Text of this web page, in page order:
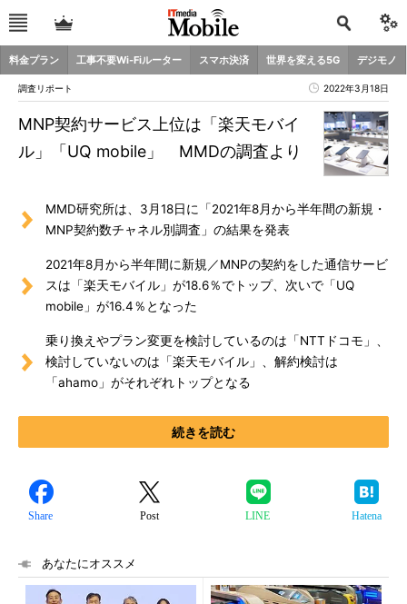
料金プラン 工事不要Wi-Fiルーター スマホ決済 世界を変える5G デジモノ
調査リポート 2022年3月18日
MNP契約サービス上位は「楽天モバイ
ル」「UQ mobile」 MMDの調査より
MMD研究所は、3月18日に「2021年8月から半年間の新規・
MNP契約数チャネル別調査」の結果を発表
2021年8月から半年間に新規／MNPの契約をした通信サービ
スは「楽天モバイル」が18.6％でトップ、次いで「UQ
mobile」が16.4％となった
乗り換えやプラン変更を検討しているのは「NTTドコモ」、
検討していないのは「楽天モバイル」、解約検討は
「ahamo」がそれぞれトップとなる
続きを読む
Share Post LINE Hatena
あなたにオススメ